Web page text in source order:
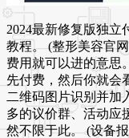
2024最新修复版独立
教程。 (整形美容官
费用就可以进的意思
先付费，然后你就会
二维码图片识别并加
多的议价群、活动应
然不限于此。 (设备